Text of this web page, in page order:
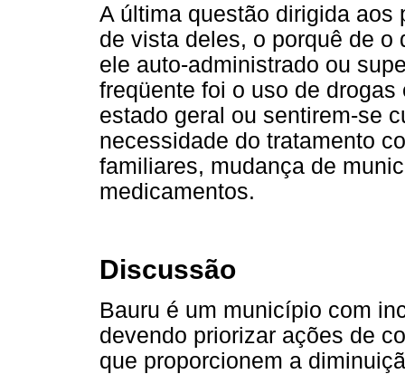
A última questão dirigida
de vista deles, o porquê de o
ele auto-administrado ou
freqüente foi o uso de
estado geral ou sentirem-se
necessidade do tratamento
familiares, mudança de
medicamentos.
Discussão
Bauru é um município com
devendo priorizar ações de
que proporcionem a